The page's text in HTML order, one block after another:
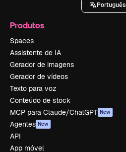
Português
Produtos
Spaces
Assistente de IA
Gerador de imagens
Gerador de vídeos
Texto para voz
Conteúdo de stock
MCP para Claude/ChatGPT New
Agentes New
API
App móvel